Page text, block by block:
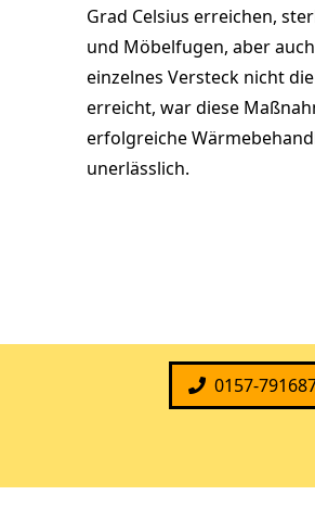
Grad Celsius erreichen,
und Möbelfugen, aber
einzelnes Versteck nicht
erreicht, war diese
erfolgreiche
unerlässlich.
0157-